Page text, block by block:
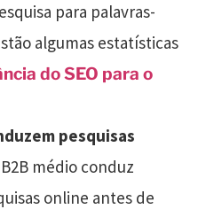
para palavras-
algumas estatísticas
do SEO para o
pesquisas
médio conduz
online antes de